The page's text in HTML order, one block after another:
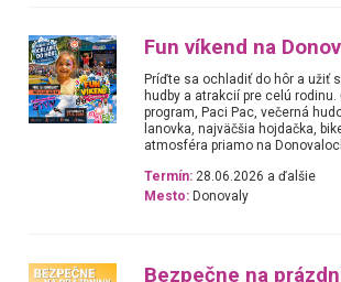
Fun víkend na
Príďte sa ochladiť do hôr a užiť
hudby a atrakcií pre celú
program, Paci Pac, večerná
lanovka, najväčšia hojdačka,
atmosféra priamo na
Termín: 28.06.2026 a ďalšie
Mesto: Donovaly
Bezpečne na